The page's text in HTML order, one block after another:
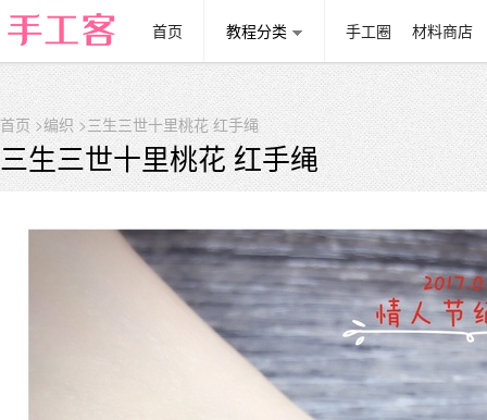
首页 教程分类 手工圈 材料商店
首页>编织>三生三世十里桃花 红手绳
三生三世十里桃花 红手绳